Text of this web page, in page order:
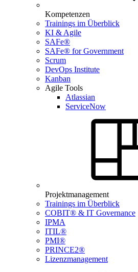
Kompetenzen
Trainings im Überblick
KI & Agile
SAFe®
SAFe® for Government
Scrum
DevOps Institute
Kanban
Agile Tools
Atlassian
ServiceNow
Projektmanagement
Trainings im Überblick
COBIT® & IT Governance
IPMA
ITIL®
PMI®
PRINCE2®
Lizenzmanagement